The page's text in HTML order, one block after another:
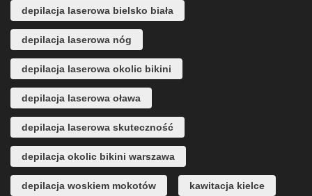
depilacja laserowa bielsko biała
depilacja laserowa nóg
depilacja laserowa okolic bikini
depilacja laserowa oława
depilacja laserowa skuteczność
depilacja okolic bikini warszawa
depilacja woskiem mokotów kawitacja kielce